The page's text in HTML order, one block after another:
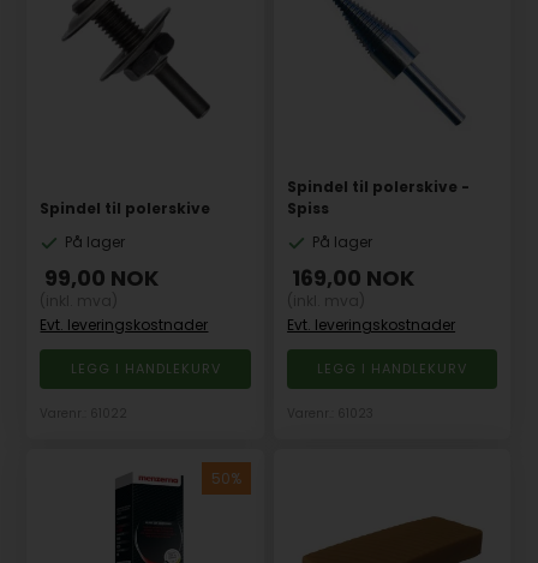
Spindel til polerskive
På lager
99,00 NOK
Evt. leveringskostnader
Spindel til polerskive -
Spiss
På lager
169,00 NOK
Evt. leveringskostnader